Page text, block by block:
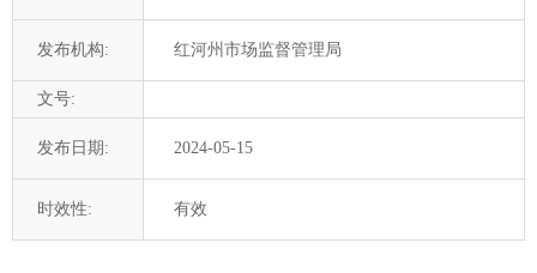
发布机构: 红河州市场监督管理局
文号:
发布日期: 2024-05-15
时效性: 有效